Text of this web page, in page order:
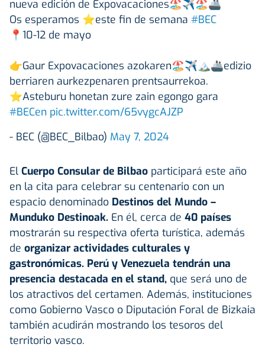
nueva edición de Expovacaciones🏖️✈️🏖️🚢
Os esperamos ⭐️este fin de semana #BEC
📍10-12 de mayo
👉Gaur Expovacaciones azokaren🏖️✈️🏔️🚢edizio
berriaren aurkezpenaren prentsaurrekoa.
⭐️Asteburu honetan zure zain egongo gara
#BECen pic.twitter.com/65vygcAJZP
- BEC (@BEC_Bilbao) May 7, 2024
El Cuerpo Consular de Bilbao participará este año
en la cita para celebrar su centenario con un
espacio denominado Destinos del Mundo –
Munduko Destinoak. En él, cerca de 40 países
mostrarán su respectiva oferta turística, además
de organizar actividades culturales y
gastronómicas. Perú y Venezuela tendrán una
presencia destacada en el stand, que será uno de
los atractivos del certamen. Además, instituciones
como Gobierno Vasco o Diputación Foral de Bizkaia
también acudirán mostrando los tesoros del
territorio vasco.